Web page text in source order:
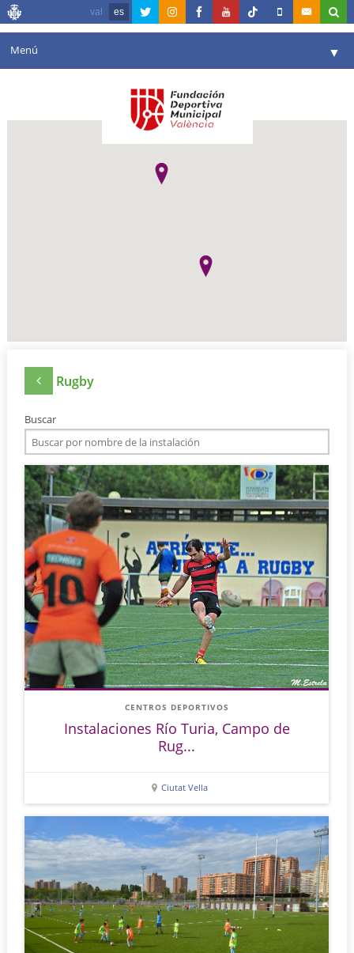
val es
Menú ▼
Agenda
Rugby
Buscar
CENTROS DEPORTIVOS
Instalaciones Río Turia, Campo de
Rug...
Ciutat Vella